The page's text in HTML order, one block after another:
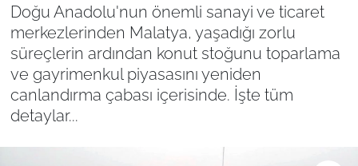
Doğu Anadolu'nun önemli sanayi ve ticaret
merkezlerinden Malatya, yaşadığı zorlu
süreçlerin ardından konut stoğunu toparlama
ve gayrimenkul piyasasını yeniden
canlandırma çabası içerisinde. İşte tüm
detaylar...